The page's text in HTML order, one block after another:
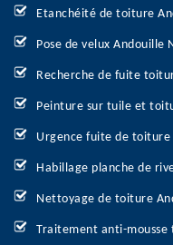
Etanchéité de toiture
Pose de velux Andouille
Recherche de fuite
Peinture sur tuile et
Urgence fuite de toiture
Habillage planche de
Nettoyage de toiture
Traitement anti-